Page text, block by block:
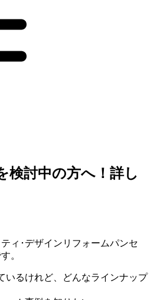
検討中の方へ！詳し
ィ･デザインリフォームパンセ
。
いるけれど、どんなラインナップ